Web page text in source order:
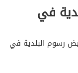
في
رسوم البلدية في